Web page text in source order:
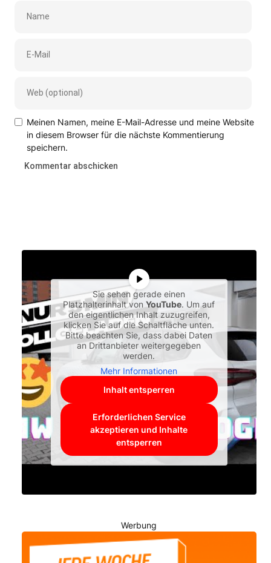
Meinen Namen, meine E-Mail-Adresse und meine Website
in diesem Browser für die nächste Kommentierung
speichern.
Sie sehen gerade einen
Platzhalterinhalt vonYouTube. Um auf
den eigentlichen Inhalt zuzugreifen,
klicken Sie auf die Schaltfläche unten.
Bitte beachten Sie, dass dabei Daten
an Drittanbieter weitergegeben
werden.
Mehr Informationen
Inhalt entsperren
Erforderlichen Service
akzeptieren und Inhalte
entsperren
Werbung